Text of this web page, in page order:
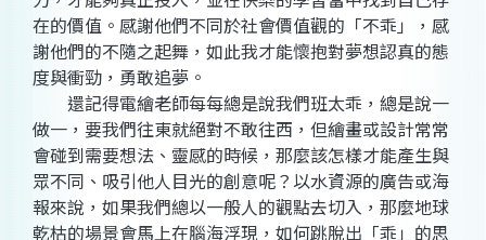
在的價值。感謝他們不同於社會價值觀的「不乖」，感
謝他們的不隨之起舞，如此我才能懷抱對夢想認真的態
度與衝勁，勇敢追夢。
還記得電繪老師每每總是說我們班太乖，總是說一
做一，要我們往東就絕對不敢往西，但繪畫或設計常常
會碰到需要想法、靈感的時候，那麼該怎樣才能產生與
眾不同、吸引他人目光的創意呢？以水資源的廣告或海
報來說，如果我們總以一般人的觀點去切入，那麼地球
乾枯的場景會馬上在腦海浮現，如何跳脫出「乖」的思